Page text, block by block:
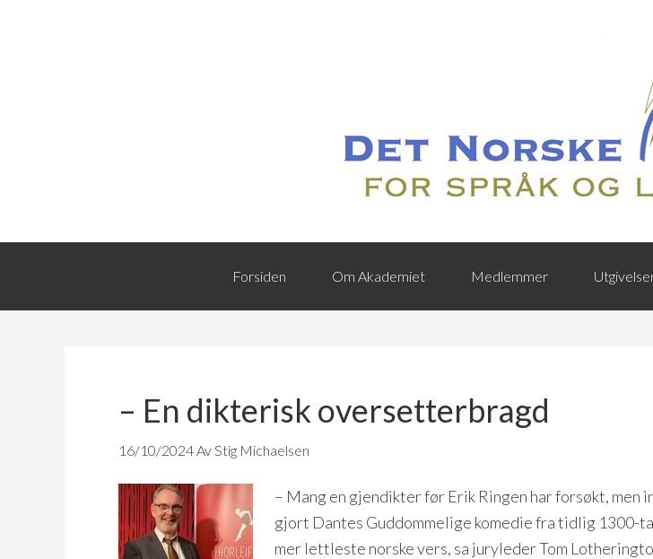
Forsiden Om Akademiet Medlemmer
– En dikterisk oversetterbragd
16/10/2024Av Stig Michaelsen
– Mang en gjendikter før Erik Ringen har forsøkt, men
gjort Dantes Guddommelige komedie fra tidlig 1300-
mer lettleste norske vers, sa juryleder Tom